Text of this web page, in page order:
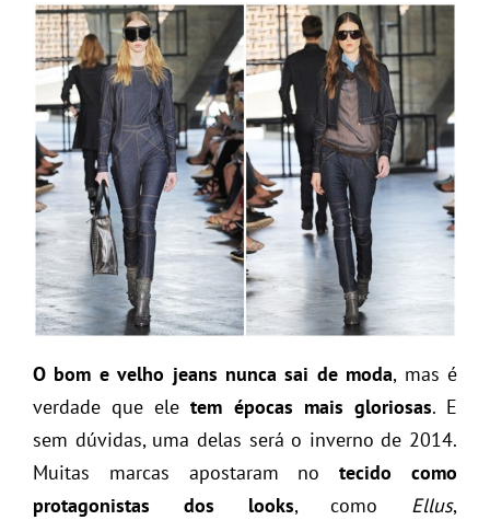
O bom e velho jeans nunca sai de moda, mas é
verdade que eletem épocas mais gloriosas. E
sem dúvidas, uma delas será o inverno de 2014.
Muitas marcas apostaram notecido como
protagonistas dos looks, como Ellus,